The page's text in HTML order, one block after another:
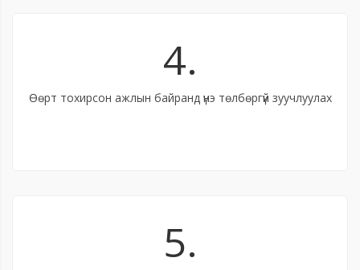
4.
Өөрт тохирсон ажлын байранд үнэ төлбөргүй зуучлуулах
5.